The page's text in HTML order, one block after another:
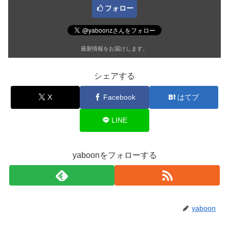
フォロー
最新情報をお届けします。
シェアする
X Facebook はてブ
LINE
yaboonをフォローする
yaboon